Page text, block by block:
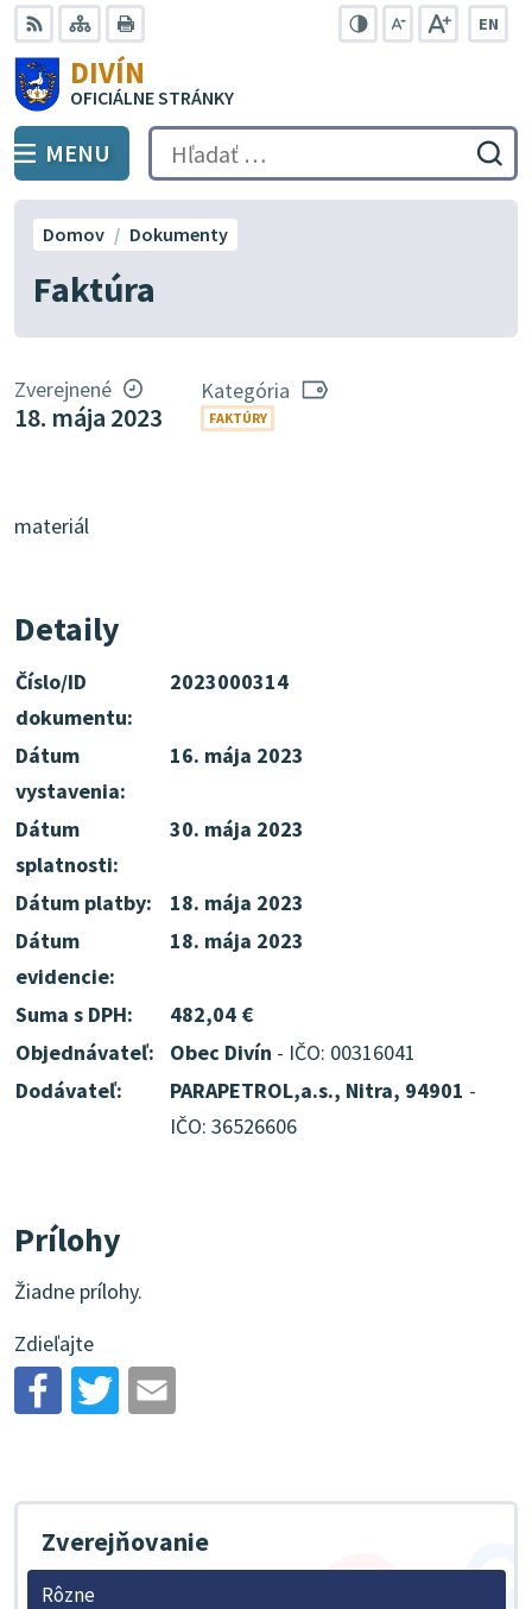
Preskočiť
na
obsah
RSS Mapa
EN
DIVÍN
OFICIÁLNE STRÁNKY
PREPNÚŤ
MENU Hľadať:
Faktúra
Domov Dokumenty
Zverejnené
18. mája 2023
Kategória
FAKTÚRY
materiál
Detaily
Číslo/ID
dokumentu:
2023000314
Dátum
vystavenia:
16. mája 2023
Dátum
splatnosti:
30. mája 2023
Dátum platby:
18. mája 2023
Dátum
evidencie:
18. mája 2023
Suma s DPH:
482,04 €
Objednávateľ:
Obec Divín - IČO: 00316041
Dodávateľ:
PARAPETROL,a.s., Nitra, 94901 -
IČO: 36526606
Prílohy
Žiadne prílohy.
Zdieľajte
Zverejňovanie
Rôzne